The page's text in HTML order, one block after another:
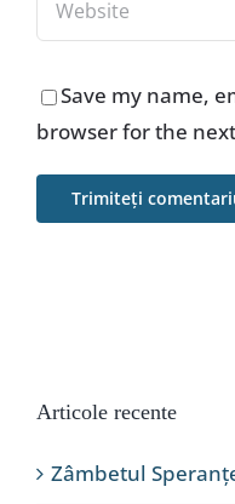
Save my name,
browser for the
Articole recente
Zâmbetul